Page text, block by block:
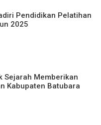
Pendidikan Pelatihan
2025
Sejarah Memberikan
Kabupaten Batubara